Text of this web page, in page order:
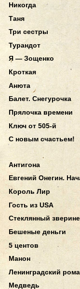
Никогда
Таня
Три сестры
Турандот
Я — Зощенко
Кроткая
Анюта
Балет. Снегурочка
Прялочка времени
Ключ от 505-й
С новым счастьем!
Антигона
Евгений Онегин.
Король Лир
Гость из USA
Стеклянный
Бешеные деньги
5 центов
Манон
Ленинградский
Медведь